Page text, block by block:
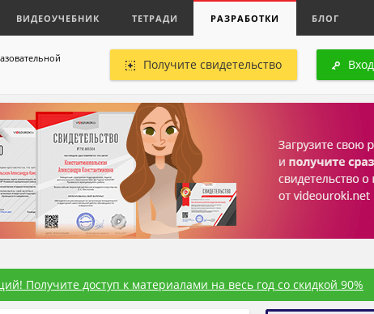
ВИДЕОУЧЕБНИК ТЕТРАДИ РАЗРАБОТКИ БЛОГ
Получите свидетельство Вход
Получите доступ к материалами на весь год со скидкой 90%